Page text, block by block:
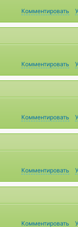
Комментировать
Комментировать
Комментировать
Комментировать
Комментировать